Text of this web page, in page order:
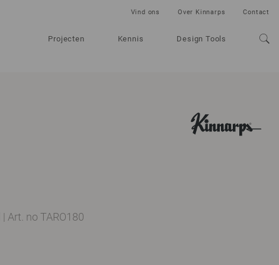
Projecten Kennis Design Tools
Vind ons Over Kinnarps Contact
| Art. no TARO180